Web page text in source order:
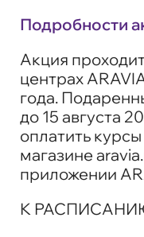
Подробности
Акция
центрах
года.
до 15 августа
оплатить
магазине
приложении
К